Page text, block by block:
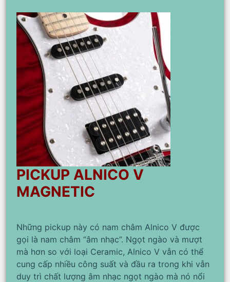
PICKUP ALNICO V
MAGNETIC
Những pickup này có nam châm Alnico V được
gọi là nam châm “âm nhạc”. Ngọt ngào và mượt
mà hơn so với loại Ceramic, Alnico V vẫn có thể
cung cấp nhiều công suất và đầu ra trong khi vẫn
duy trì chất lượng âm nhạc ngọt ngào mà nó nổi